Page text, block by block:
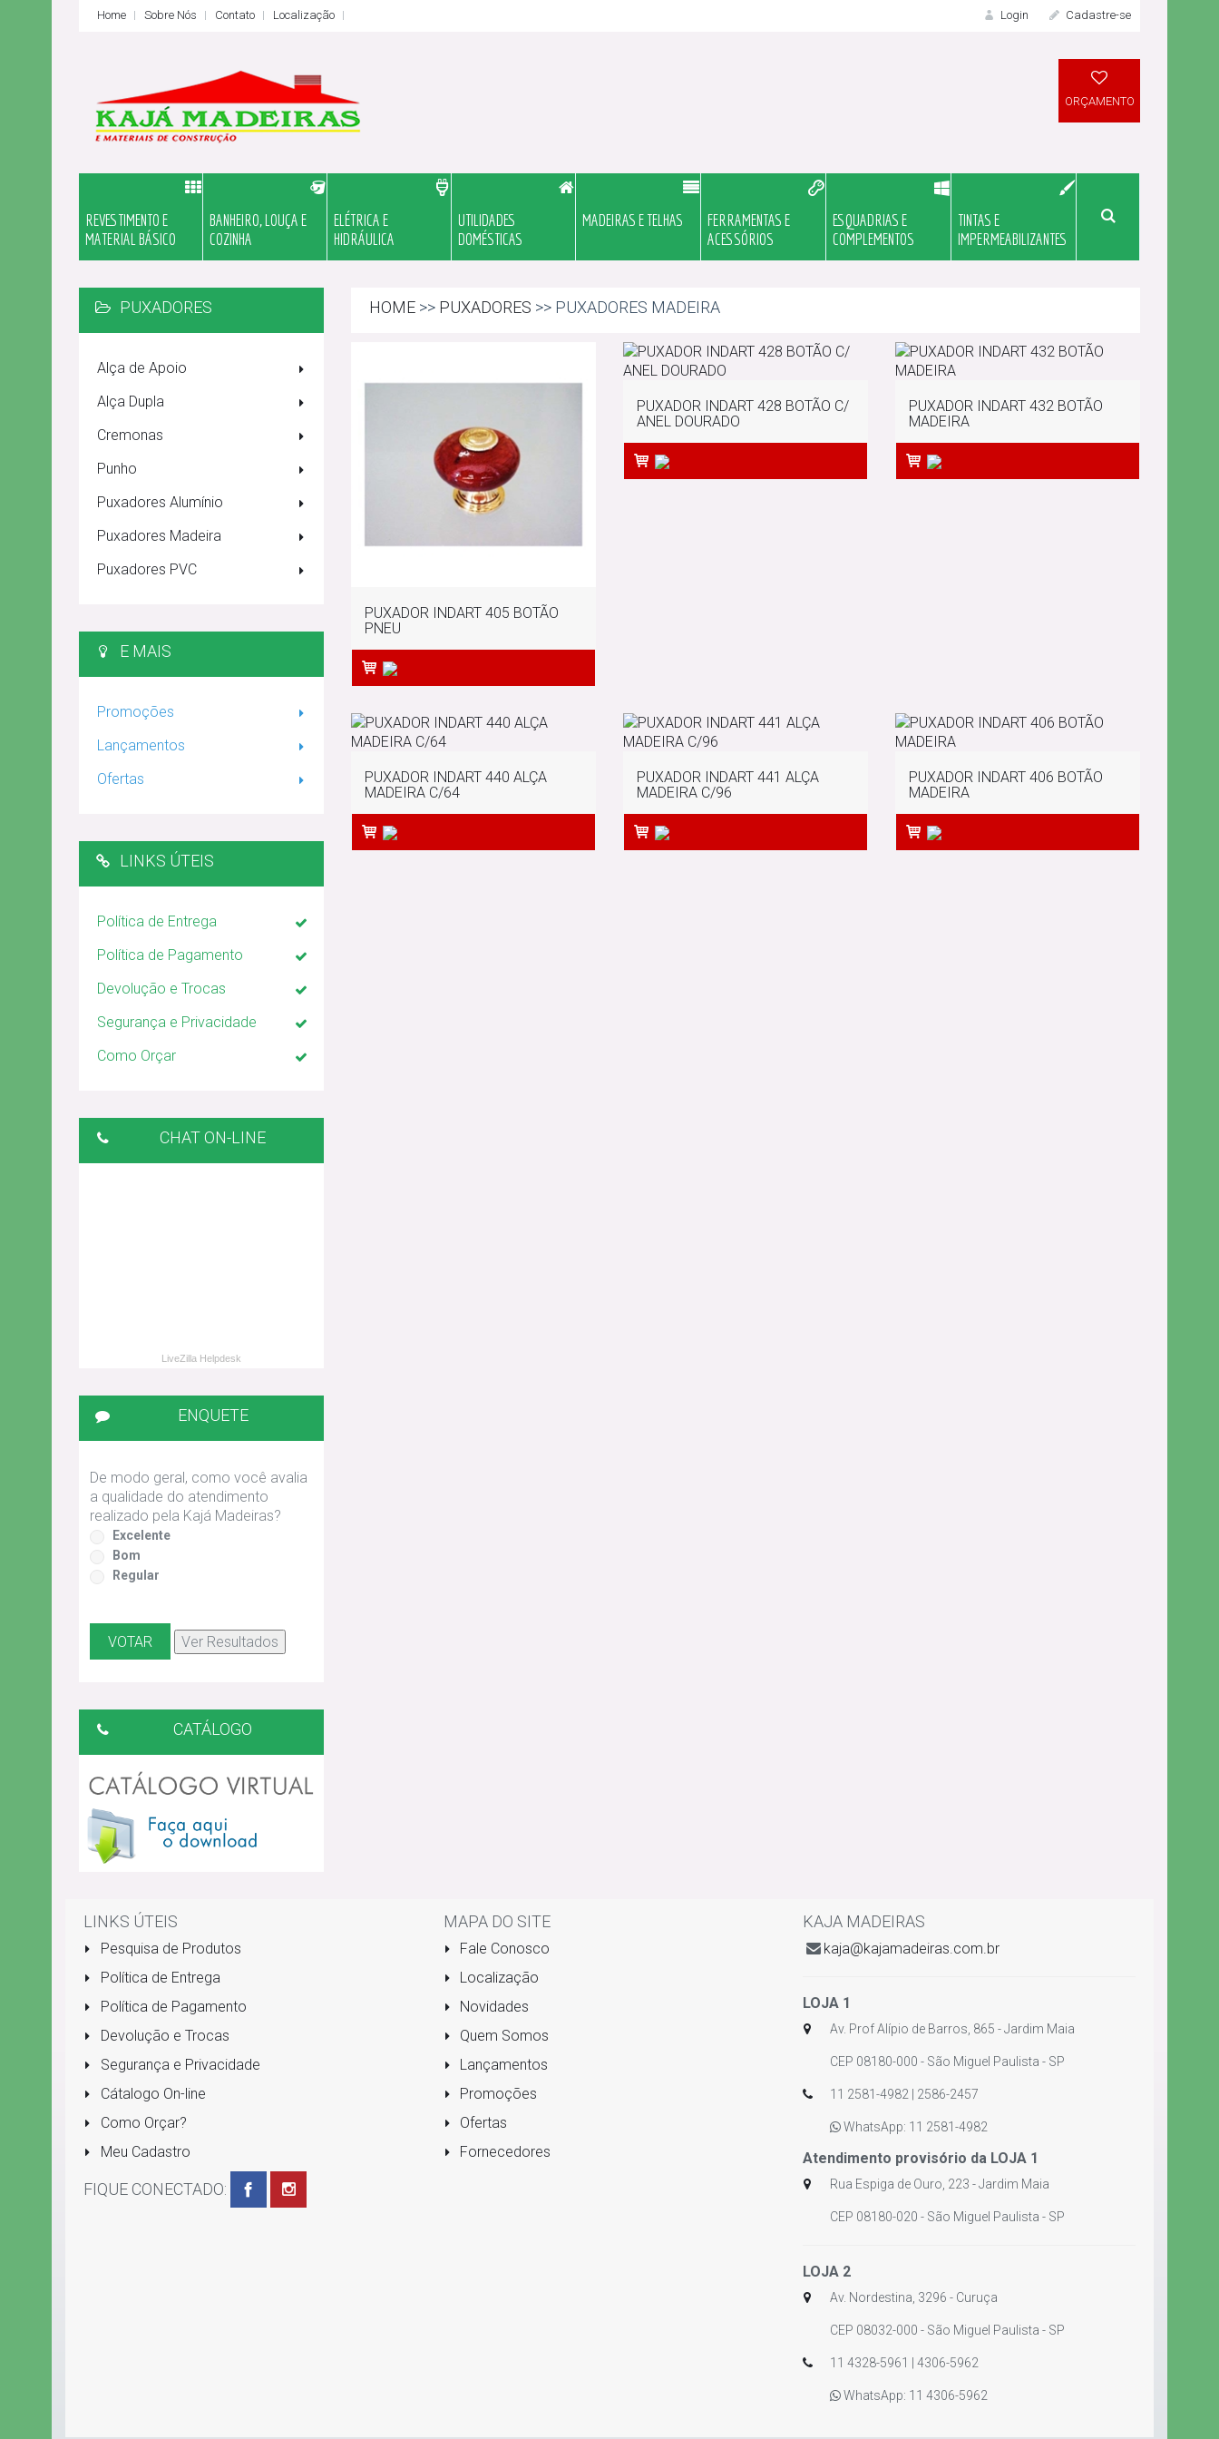
Home Sobre Nós Contato Localização Login
LOGIN
Cadastre-se
ORÇAMENTO
REVESTIMENTO E
MATERIAL BÁSICO
BANHEIRO, LOUÇA E
COZINHA
ELÉTRICA E
HIDRÁULICA
UTILIDADES
DOMÉSTICAS
MADEIRAS E TELHAS
FERRAMENTAS E
ACESSÓRIOS
ESQUADRIAS E
COMPLEMENTOS
TINTAS E
IMPERMEABILIZANTES
PUXADORES
Alça de Apoio
Alça Dupla
Cremonas
Punho
Puxadores Alumínio
Puxadores Madeira
Puxadores PVC
E MAIS
Promoções
Lançamentos
Ofertas
LINKS ÚTEIS
Política de Entrega
Política de Pagamento
Devolução e Trocas
Segurança e Privacidade
Como Orçar
CHAT ON-LINE
LiveZilla Helpdesk
ENQUETE
De modo geral, como você avalia
a qualidade do atendimento
realizado pela Kajá Madeiras?
Excelente
Bom
Regular
CATÁLOGO
HOME >> PUXADORES >> PUXADORES MADEIRA
PUXADOR INDART 405 BOTÃO
PNEU
PUXADOR INDART 428 BOTÃO C/
ANEL DOURADO
PUXADOR INDART 432 BOTÃO
MADEIRA
PUXADOR INDART 440 ALÇA
MADEIRA C/64
PUXADOR INDART 441 ALÇA
MADEIRA C/96
PUXADOR INDART 406 BOTÃO
MADEIRA
LINKS ÚTEIS
Pesquisa de Produtos
Política de Entrega
Política de Pagamento
Devolução e Trocas
Segurança e Privacidade
Cátalogo On-line
Como Orçar?
Meu Cadastro
FIQUE CONECTADO:
MAPA DO SITE
Fale Conosco
Localização
Novidades
Quem Somos
Lançamentos
Promoções
Ofertas
Fornecedores
KAJA MADEIRAS
kaja@kajamadeiras.com.br
LOJA 1
Av. Prof Alípio de Barros, 865 - Jardim Maia
CEP 08180-000 - São Miguel Paulista - SP
11 2581-4982 | 2586-2457
WhatsApp: 11 2581-4982
Atendimento provisório da LOJA 1
Rua Espiga de Ouro, 223 - Jardim Maia
CEP 08180-020 - São Miguel Paulista - SP
LOJA 2
Av. Nordestina, 3296 - Curuça
CEP 08032-000 - São Miguel Paulista - SP
11 4328-5961 | 4306-5962
WhatsApp: 11 4306-5962